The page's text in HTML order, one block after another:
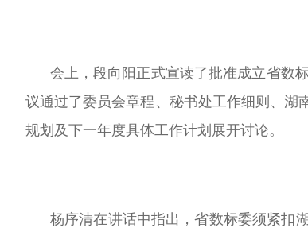
会上，段向阳正式宣读了批准成立省数标
议通过了委员会章程、秘书处工作细则、湖
规划及下一年度具体工作计划展开讨论。
杨序清在讲话中指出，省数标委须紧扣湖